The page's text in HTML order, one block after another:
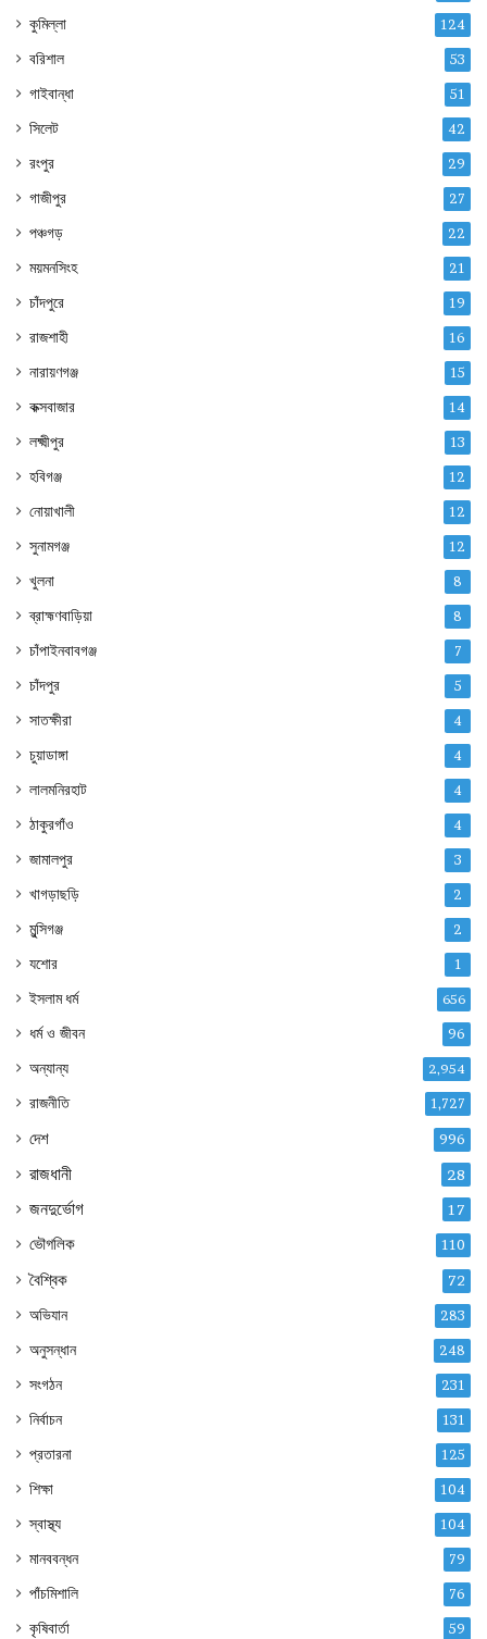
কুমিল্লা 124
বরিশাল 53
গাইবান্ধা 51
সিলেট 42
রংপুর 29
গাজীপুর 27
পঞ্চগড় 22
ময়মনসিংহ 21
চাঁদপুরে 19
রাজশাহী 16
নারায়ণগঞ্জ 15
কক্সবাজার 14
লক্ষ্মীপুর 13
হবিগঞ্জ 12
নোয়াখালী 12
সুনামগঞ্জ 12
খুলনা 8
ব্রাহ্মণবাড়িয়া 8
চাঁপাইনবাবগঞ্জ 7
চাঁদপুর 5
সাতক্ষীরা 4
চুয়াডাঙ্গা 4
লালমনিরহাট 4
ঠাকুরগাঁও 4
জামালপুর 3
খাগড়াছড়ি 2
মুন্সিগঞ্জ 2
যশোর 1
ইসলাম ধর্ম 656
ধর্ম ও জীবন 96
অন্যান্য 2,954
রাজনীতি 1,727
দেশ 996
রাজধানী 28
জনদুর্ভোগ 17
ভৌগলিক 110
বৈশ্বিক 72
অভিযান 283
অনুসন্ধান 248
সংগঠন 231
নির্বাচন 131
প্রতারনা 125
শিক্ষা 104
স্বাস্থ্য 104
মানববন্ধন 79
পাঁচমিশালি 76
কৃষিবার্তা 59